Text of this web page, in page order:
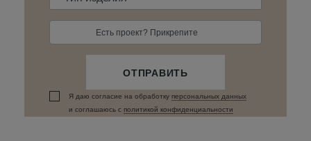
Есть проект? Прикрепите
ОТПРАВИТЬ
Я даю согласие на обработку персональных данныx
и соглашаюсь c политикой конфиденциальности